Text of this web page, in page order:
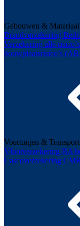
Gebouwen & Materiaal
Brandverzekering
Verzekering alle
bouwplaatsrisico’s
Voertuigen & Transport
Vlootverzekering BA
Cascoverzekering